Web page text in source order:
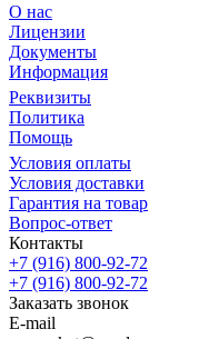
О нас
Лицензии
Документы
Информация
Реквизиты
Политика
Помощь
Условия оплаты
Условия доставки
Гарантия на товар
Вопрос-ответ
Контакты
+7 (916) 800-92-72
+7 (916) 800-92-72
Заказать звонок
E-mail